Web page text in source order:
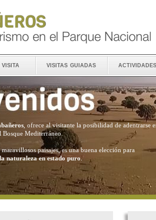
visitas guiadas actividades
, ofrece al visitante la posibilidad de adentrarse
Bosque Mediterráneo.
paisajes, es una buena elección para
la naturaleza en estado puro .